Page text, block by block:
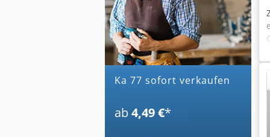
ka 77 sofort verkaufen
ab 4,49 €*